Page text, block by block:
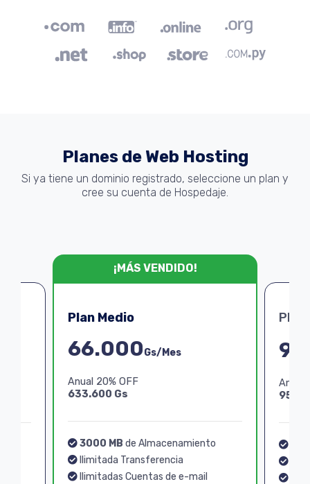
Planes de Web Hosting
Si ya tiene un dominio registrado, seleccione un plan y
cree su cuenta de Hospedaje.
¡MÁS VENDIDO!
Plan Medio
66.000Gs/Mes
Anual 20% OFF
633.600 Gs
3000 MB de Almacenamiento
Ilimitada Transferencia
Ilimitadas Cuentas de e-mail
Plan
Anual